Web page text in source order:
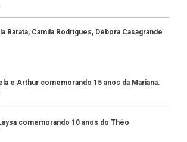
Barata, Camila Rodrigues, Débora Casagrande
e Arthur comemorando 15 anos da Mariana.
comemorando 10 anos do Théo